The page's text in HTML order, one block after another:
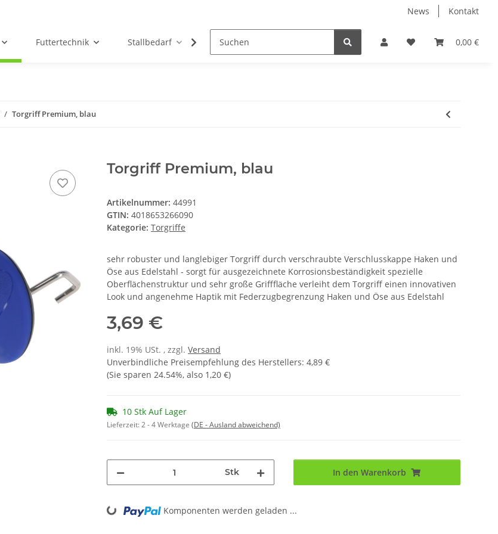
News Kontakt
0,00 €
Futtertechnik Stallbedarf Holz/ Holzpelletts Jansen Produkte fertig montiert
Torgriff Premium, blau
Torgriff Premium, blau
Artikelnummer: 44991
GTIN: 4018653266090
Kategorie: Torgriffe
sehr robuster und langlebiger Torgriff durch verschraubte Verschlusskappe Haken und
Öse aus Edelstahl - sorgt für ausgezeichnete Korrosionsbeständigkeit spezielle
Oberflächenstruktur und sehr große Grifffläche verleiht dem Torgriff einen innovativen
Look und angenehme Haptik mit Federzugbegrenzung Haken und Öse aus Edelstahl
3,69 €
inkl. 19% USt. , zzgl. Versand
Unverbindliche Preisempfehlung des Herstellers: 4,89 €
(Sie sparen 24.54%, also 1,20 €)
10 Stk Auf Lager
Lieferzeit:2 - 4 Werktage (DE - Ausland abweichend)
Stk In den Warenkorb
Loading... Komponenten werden geladen ...